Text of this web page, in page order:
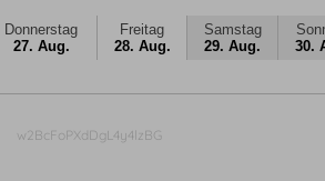
Donnerstag
27. Aug.
Freitag
28. Aug.
Samstag
29. Aug.
30.
w2BcFoPXdDgL4y4lzBG